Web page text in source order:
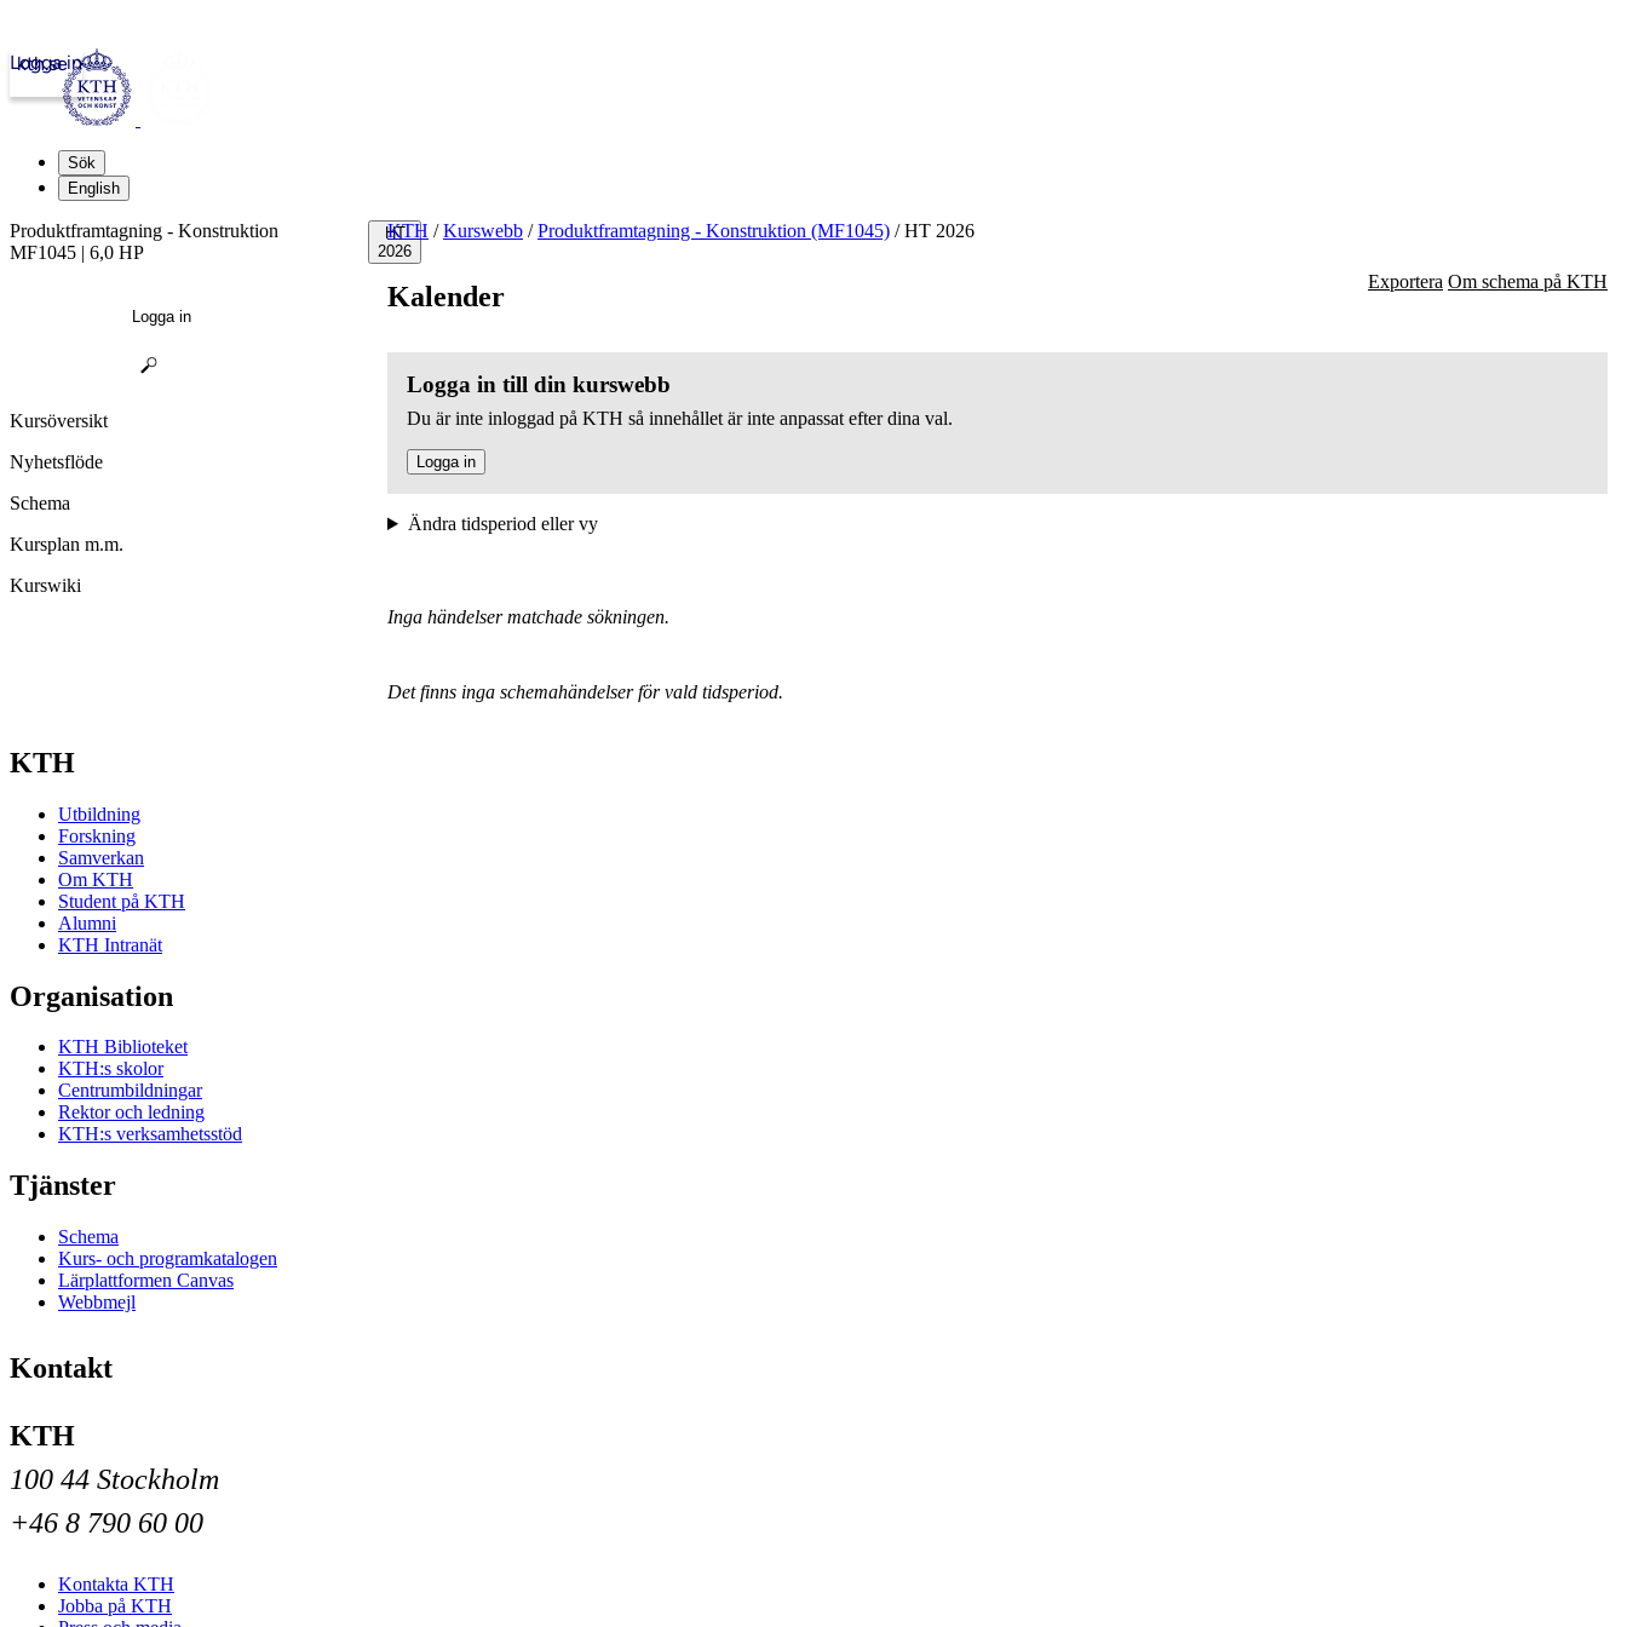
kth.se
Logga in
Sök
English
HT
2026
KTH / Kurswebb / Produktframtagning - Konstruktion (MF1045) /HT 2026
Kalender Exportera Om schema på KTH
Logga in till din kurswebb
Du är inte inloggad på KTH så innehållet är inte anpassat efter dina val.
Logga in
Ändra tidsperiod eller vy
Inga händelser matchade sökningen.
Det finns inga schemahändelser för vald tidsperiod.
Produktframtagning - Konstruktion
MF1045 | 6,0 HP
Logga in
Kursöversikt
Nyhetsflöde
Schema
Kursplan m.m.
Kurswiki
KTH
Utbildning
Forskning
Samverkan
Om KTH
Student på KTH
Alumni
KTH Intranät
Organisation
KTH Biblioteket
KTH:s skolor
Centrumbildningar
Rektor och ledning
KTH:s verksamhetsstöd
Tjänster
Schema
Kurs- och programkatalogen
Lärplattformen Canvas
Webbmejl
Kontakt
KTH
100 44 Stockholm
+46 8 790 60 00
Kontakta KTH
Jobba på KTH